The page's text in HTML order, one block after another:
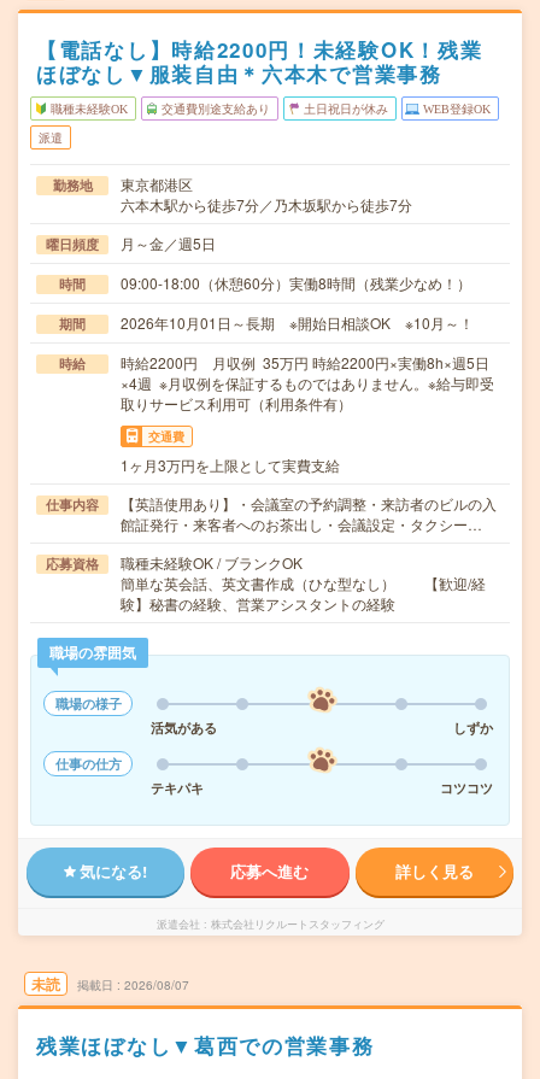
【電話なし】時給2200円！未経験OK！残業
ほぼなし▼服装自由＊六本木で営業事務
職種未経験OK 交通費別途支給あり 土日祝日が休み WEB登録OK
派遣
勤務地
東京都港区
六本木駅から徒歩7分／乃木坂駅から徒歩7分
曜日頻度 月～金／週5日
時間 09:00-18:00（休憩60分）実働8時間（残業少なめ！）
期間 2026年10月01日～長期 ※開始日相談OK ※10月～！
時給
時給2200円 月収例 35万円 時給2200円×実働8h×週5日
×4週 ※月収例を保証するものではありません。※給与即受
取りサービス利用可（利用条件有）
交通費
1ヶ月3万円を上限として実費支給
仕事内容
【英語使用あり】・会議室の予約調整・来訪者のビルの入
館証発行・来客者へのお茶出し・会議設定・タクシー…
応募資格
職種未経験OK / ブランクOK
簡単な英会話、英文書作成（ひな型なし） 【歓迎/経
験】秘書の経験、営業アシスタントの経験
職場の雰囲気
職場の様子
活気がある
しずか
仕事の仕方
テキパキ
コツコツ
気になる! 応募へ進む 詳しく見る
派遣会社 株式会社リクルートスタッフィング
未読 掲載日 2026/08/07
残業ほぼなし▼葛西での営業事務